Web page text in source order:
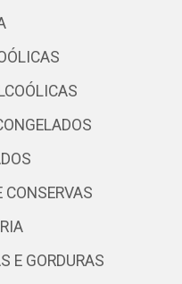
CONSERVAS
E GORDURAS